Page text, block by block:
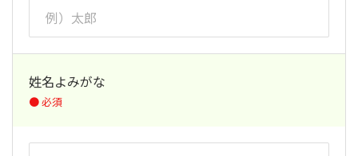
姓名よみがな